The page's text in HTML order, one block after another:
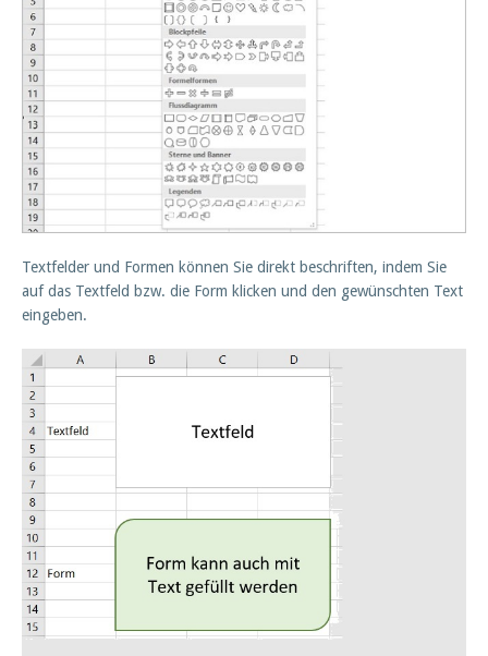
Textfelder und Formen können Sie direkt beschriften, indem Sie
auf das Textfeld bzw. die Form klicken und den gewünschten Text
eingeben.